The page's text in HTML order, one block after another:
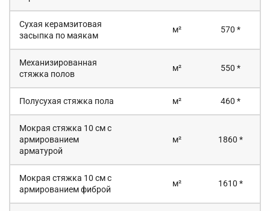
Сухая керамзитовая
засыпка по маякам
м² 570 *
Механизированная
стяжка полов
м² 550 *
Полусухая стяжка пола м² 460 *
Мокрая стяжка 10 см с
армированием
арматурой
м² 1860 *
Мокрая стяжка 10 см с
армированием фиброй
м² 1610 *